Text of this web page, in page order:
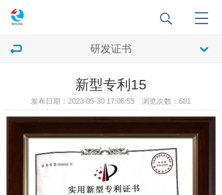
研发证书
新型专利15
发布日期：2023-05-30 17:06:59 浏览次数： 681